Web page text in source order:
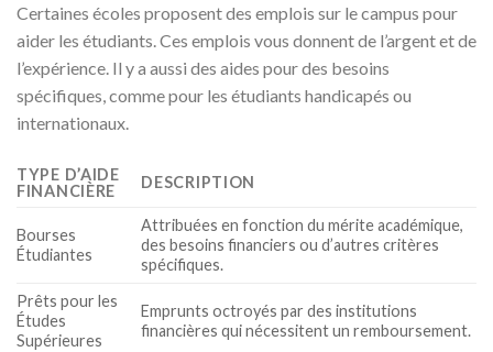
Certaines écoles proposent des emplois sur le campus pour
aider les étudiants. Ces emplois vous donnent de l’argent et de
l’expérience. Il y a aussi des aides pour des besoins
spécifiques, comme pour les étudiants handicapés ou
internationaux.
TYPE D’AIDE
FINANCIÈRE
DESCRIPTION
Bourses
Étudiantes
Attribuées en fonction du mérite académique,
des besoins financiers ou d’autres critères
spécifiques.
Prêts pour les
Études
Supérieures
Emprunts octroyés par des institutions
financières qui nécessitent un remboursement.